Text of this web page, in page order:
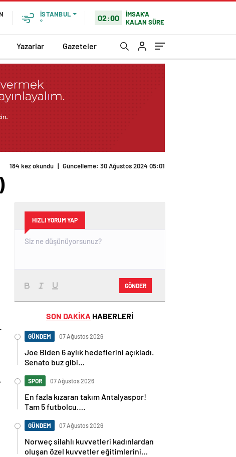
İSTANBUL
°
02:00
İMSAK'A
KALAN SÜRE
Yazarlar Gazeteler
184 kez okundu | Güncelleme: 30 Ağustos 2024 05:01
HIZLI YORUM YAP
GÖNDER
SON DAKİKA HABERLERİ
GÜNDEM 07 Ağustos 2026
Joe Biden 6 aylık hedeflerini açıkladı.
Senato buz gibi…
SPOR 07 Ağustos 2026
En fazla kızaran takım Antalyaspor!
Tam 5 futbolcu….
GÜNDEM 07 Ağustos 2026
Norweç silahlı kuvvetleri kadınlardan
oluşan özel kuvvetler eğitimlerini